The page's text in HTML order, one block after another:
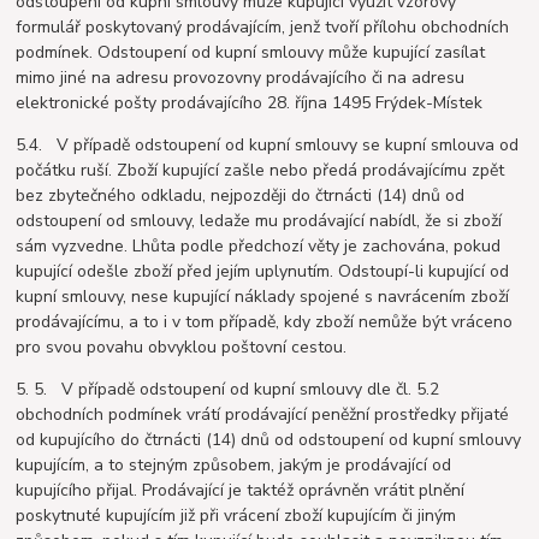
formulář poskytovaný prodávajícím, jenž tvoří přílohu obchodních
podmínek. Odstoupení od kupní smlouvy může kupující zasílat
mimo jiné na adresu provozovny prodávajícího či na adresu
elektronické pošty prodávajícího 28. října 1495 Frýdek-Místek
5.4. V případě odstoupení od kupní smlouvy se kupní smlouva od
počátku ruší. Zboží kupující zašle nebo předá prodávajícímu zpět
bez zbytečného odkladu, nejpozději do čtrnácti (14) dnů od
odstoupení od smlouvy, ledaže mu prodávající nabídl, že si zboží
sám vyzvedne. Lhůta podle předchozí věty je zachována, pokud
kupující odešle zboží před jejím uplynutím. Odstoupí-li kupující od
kupní smlouvy, nese kupující náklady spojené s navrácením zboží
prodávajícímu, a to i v tom případě, kdy zboží nemůže být vráceno
pro svou povahu obvyklou poštovní cestou.
5. 5. V případě odstoupení od kupní smlouvy dle čl. 5.2
obchodních podmínek vrátí prodávající peněžní prostředky přijaté
od kupujícího do čtrnácti (14) dnů od odstoupení od kupní smlouvy
kupujícím, a to stejným způsobem, jakým je prodávající od
kupujícího přijal. Prodávající je taktéž oprávněn vrátit plnění
poskytnuté kupujícím již při vrácení zboží kupujícím či jiným